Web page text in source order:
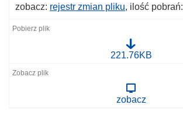
zobacz: rejestr zmian pliku, ilość pobrań:
0
221.76KB
zobacz